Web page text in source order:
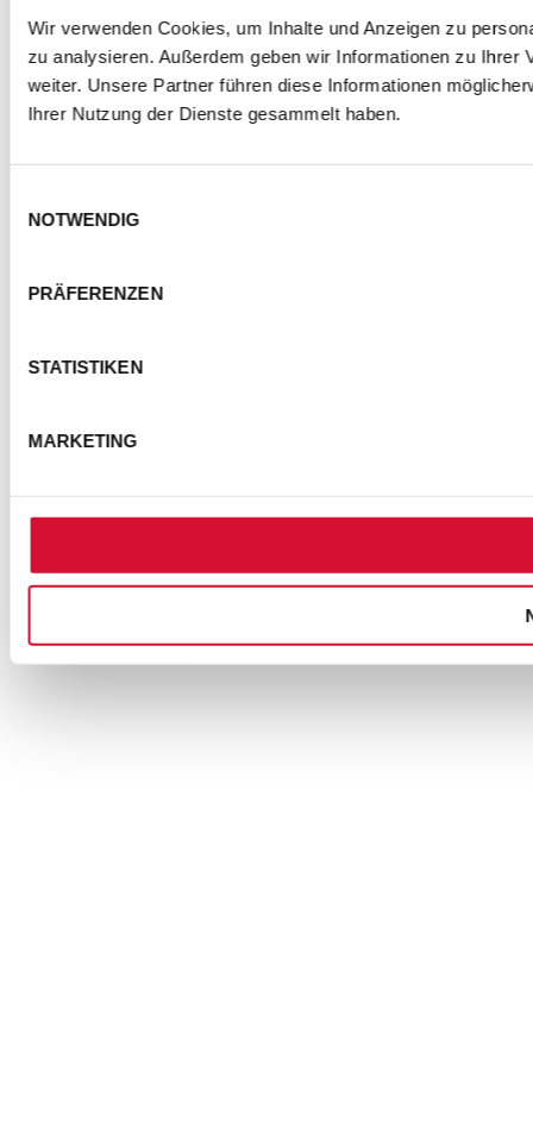
Wir verwenden Cookies, um Inhalte und Anzeigen zu
zu analysieren. Außerdem geben wir Informationen zu
weiter. Unsere Partner führen diese Informationen
Ihrer Nutzung der Dienste gesammelt haben.
NOTWENDIG
PRÄFERENZEN
STATISTIKEN
MARKETING